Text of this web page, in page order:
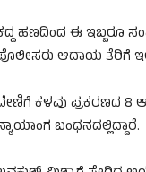
ಹಣದಿಂದ ಈ ಇಬ್ಬರೂ
ಆದಾಯ ತೆರಿಗೆ
ಕಳವು ಪ್ರಕರಣದ 8
ಬಂಧನದಲ್ಲಿದ್ದಾರೆ.